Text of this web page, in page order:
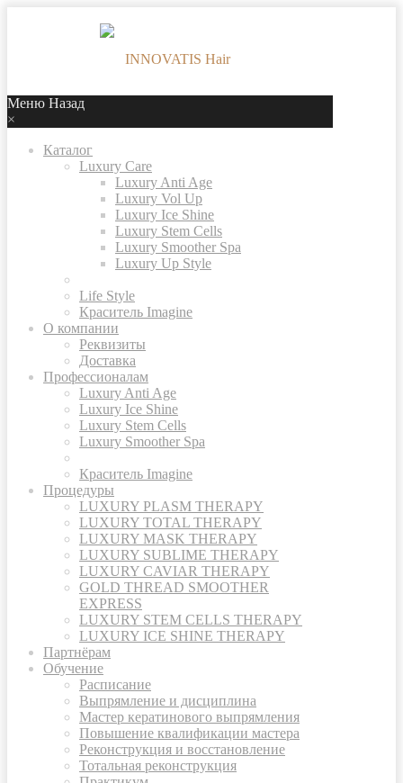
Меню Назад
×
Каталог
Luxury Care
Luxury Anti Age
Luxury Vol Up
Luxury Ice Shine
Luxury Stem Cells
Luxury Smoother Spa
Luxury Up Style
Life Style
Краситель Imagine
О компании
Реквизиты
Доставка
Профессионалам
Luxury Anti Age
Luxury Ice Shine
Luxury Stem Cells
Luxury Smoother Spa
Краситель Imagine
Процедуры
LUXURY PLASM THERAPY
LUXURY TOTAL THERAPY
LUXURY MASK THERAPY
LUXURY SUBLIME THERAPY
LUXURY CAVIAR THERAPY
GOLD THREAD SMOOTHER
EXPRESS
LUXURY STEM CELLS THERAPY
LUXURY ICE SHINE THERAPY
Партнёрам
Обучение
Расписание
Выпрямление и дисциплина
Мастер кератинового выпрямления
Повышение квалификации мастера
Реконструкция и восстановление
Тотальная реконструкция